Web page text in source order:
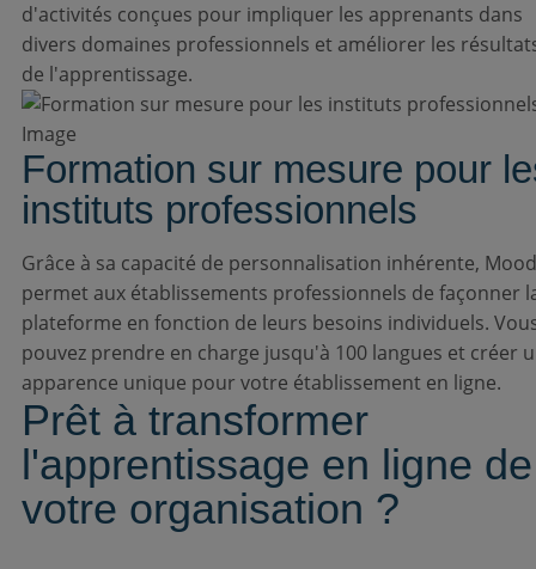
d'activités conçues pour impliquer les apprenants dans
divers domaines professionnels et améliorer les
de l'apprentissage.
Formation sur mesure pour
instituts professionnels
Grâce à sa capacité de personnalisation inhérente,
permet aux établissements professionnels de façonner
plateforme en fonction de leurs besoins individuels.
pouvez prendre en charge jusqu'à 100 langues et créer
apparence unique pour votre établissement en ligne.
Prêt à transformer
l'apprentissage en ligne de
votre organisation ?